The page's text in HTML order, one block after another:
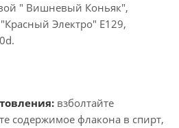
" Вишневый Коньяк",
Электро" E129,
взболтайте
содержимое флакона в спирт,